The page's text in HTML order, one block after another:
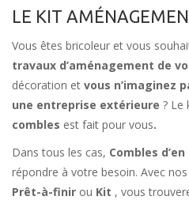
LE KIT
Vous êtes bricoleur et vous
travaux d’aménagement de
décoration et vous n’imaginez
une entreprise extérieure ? Le
combles est fait pour vous.
Dans tous les cas, Combles d’en
répondre à votre besoin. Avec nos
Prêt-à-finir ou Kit , vous